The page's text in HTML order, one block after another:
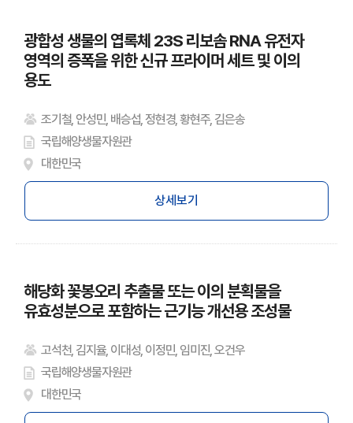
광합성 생물의 엽록체 23S 리보솜 RNA 유전자
영역의 증폭을 위한 신규 프라이머 세트 및 이의
용도
조기철, 안성민, 배승섭, 정현경, 황현주, 김은송
국립해양생물자원관
대한민국
상세보기
해당화 꽃봉오리 추출물 또는 이의 분획물을
유효성분으로 포함하는 근기능 개선용 조성물
고석천, 김지율, 이대성, 이정민, 임미진, 오건우
국립해양생물자원관
대한민국